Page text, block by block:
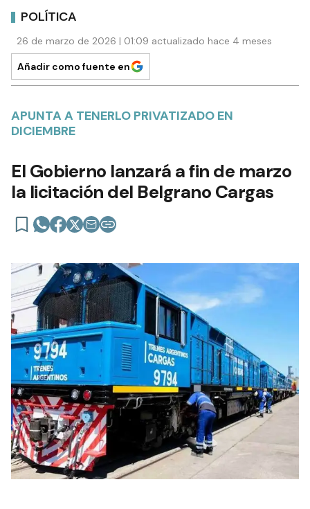
POLÍTICA
26 de marzo de 2026 | 01:09 actualizado hace 4 meses
Añadir como fuente en
APUNTA A TENERLO PRIVATIZADO EN
DICIEMBRE
El Gobierno lanzará a fin de marzo
la licitación del Belgrano Cargas